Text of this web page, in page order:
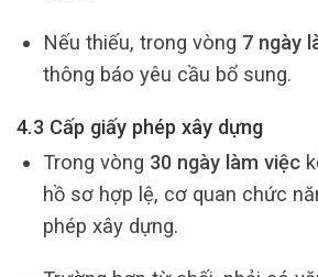
Nếu thiếu, trong vòng 7 ngày
thông báo yêu cầu bổ sung.
4.3 Cấp giấy phép xây dựng
Trong vòng 30 ngày làm việc
hồ sơ hợp lệ, cơ quan chức
phép xây dựng.